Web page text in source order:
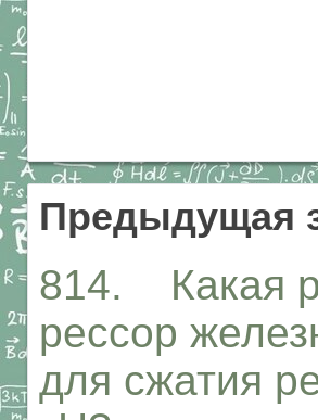
Предыдущая
814. Какая
рессор
для сжатия